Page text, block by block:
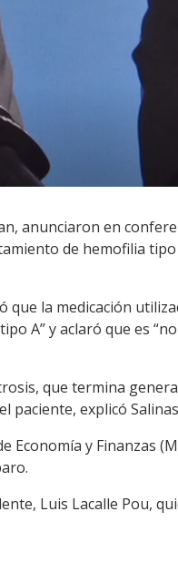
anunciaron en
de hemofilia tipo
que la medicación
A” y aclaró que es “no
que termina
paciente, explicó
y Finanzas
Luis Lacalle Pou,